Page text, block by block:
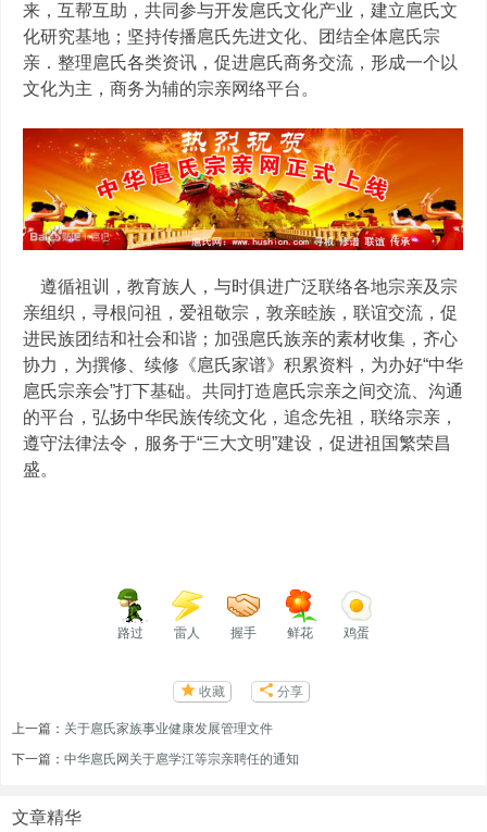
来，互帮互助，共同参与开发扈氏文化产业，建立扈氏文
化研究基地；坚持传播扈氏先进文化、团结全体扈氏宗
亲．整理扈氏各类资讯，促进扈氏商务交流，形成一个以
文化为主，商务为辅的宗亲网络平台。
遵循祖训，教育族人，与时俱进广泛联络各地宗亲及宗
亲组织，寻根问祖，爱祖敬宗，敦亲睦族，联谊交流，促
进民族团结和社会和谐；加强扈氏族亲的素材收集，齐心
协力，为撰修、续修《扈氏家谱》积累资料，为办好“中华
扈氏宗亲会”打下基础。共同打造扈氏宗亲之间交流、沟通
的平台，弘扬中华民族传统文化，追念先祖，联络宗亲，
遵守法律法令，服务于“三大文明”建设，促进祖国繁荣昌
盛。
路过 雷人 握手 鲜花 鸡蛋
收藏 分享
上一篇： 关于扈氏家族事业健康发展管理文件
下一篇：中华扈氏网关于扈学江等宗亲聘任的通知
文章精华